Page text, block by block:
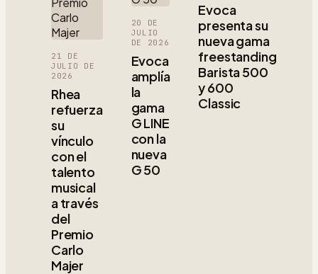
21 DE
JULIO DE
2026
Rhea
refuerza
su
vínculo
con el
talento
musical
a través
del
Premio
Carlo
Majer
20 DE
JULIO
DE 2026
Evoca
amplía
la
gama
G LINE
con la
nueva
G 50
Evoca
presenta su
nueva gama
freestanding
Barista 500
y 600
Classic